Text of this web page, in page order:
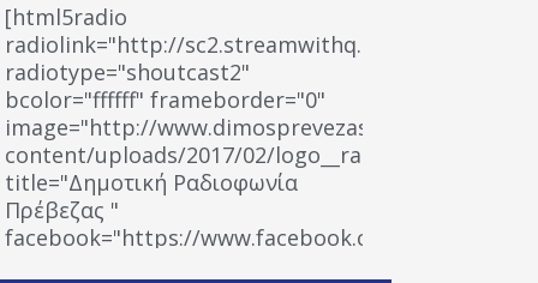
[html5radio
radiolink="http://sc2.streamwithq.com:8028/
radiotype="shoutcast2"
bcolor="ffffff" frameborder="0"
image="http://www.dimosprevezas.gr/wp-
content/uploads/2017/02/logo__radiofonias.jpg"
title="Δημοτική Ραδιοφωνία
Πρέβεζας "
facebook="https://www.facebook.com/